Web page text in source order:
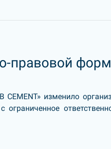
правовой
CEMENT» изменило